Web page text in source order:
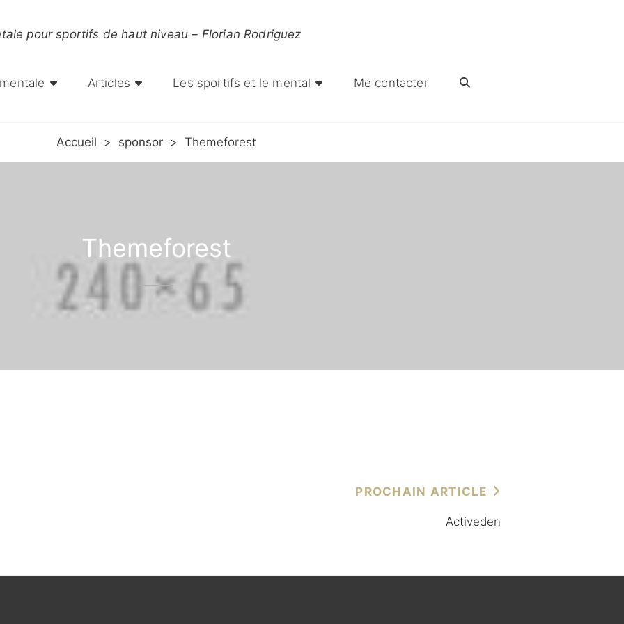
pour sportifs de haut niveau – Florian Rodriguez
Articles Les sportifs et le mental Me contacter
Accueil > sponsor > Themeforest
Themeforest
Next
PROCHAIN ARTICLE
Activeden